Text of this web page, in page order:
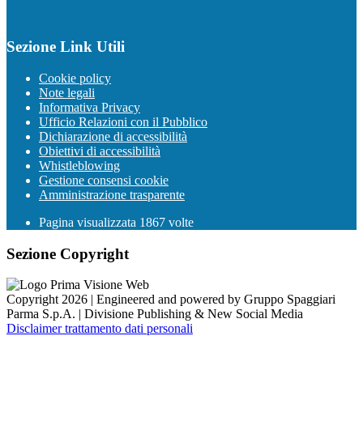
Sezione Link Utili
Cookie policy
Note legali
Informativa Privacy
Ufficio Relazioni con il Pubblico
Dichiarazione di accessibilità
Obiettivi di accessibilità
Whistleblowing
Gestione consensi cookie
Amministrazione trasparente
Pagina visualizzata 1867 volte
Sezione Copyright
Copyright 2026 | Engineered and powered by Gruppo Spaggiari
Parma S.p.A. | Divisione Publishing & New Social Media
Disclaimer trattamento dati personali